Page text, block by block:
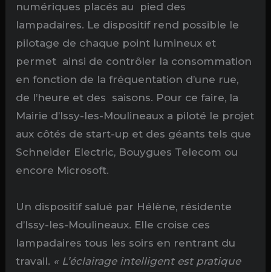
numériques placés au pied des
lampadaires. Le dispositif rend possible le
pilotage de chaque point lumineux et
permet ainsi de contrôler la consommation
en fonction de la fréquentation d’une rue,
de l’heure et des saisons. Pour ce faire, la
Mairie d’Issy-les-Moulineaux a piloté le projet
aux côtés de start-up et des géants tels que
Schneider Electric, Bouygues Telecom ou
encore Microsoft.
Un dispositif salué par Hélène, résidente
d’Issy-les-Moulineaux. Elle croise ces
lampadaires tous les soirs en rentrant du
travail. « L’éclairage intelligent est pratique